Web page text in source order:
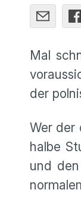
Mal
der
Wer der
halbe
und